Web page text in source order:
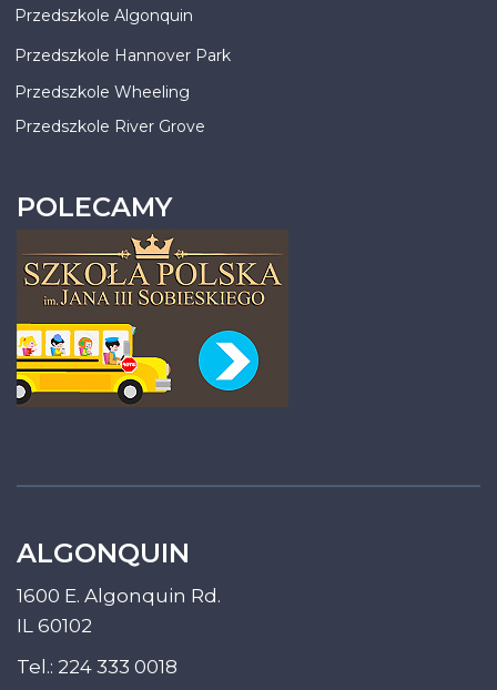
Przedszkole Algonquin
Przedszkole Hannover Park
Przedszkole Wheeling
Przedszkole River Grove
POLECAMY
ALGONQUIN
1600 E. Algonquin Rd.
IL 60102
Tel.: 224 333 0018